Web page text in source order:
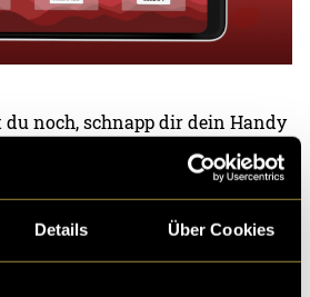
Details Über Cookies
noch, schnapp dir dein Handy
im «Google PlayStore»